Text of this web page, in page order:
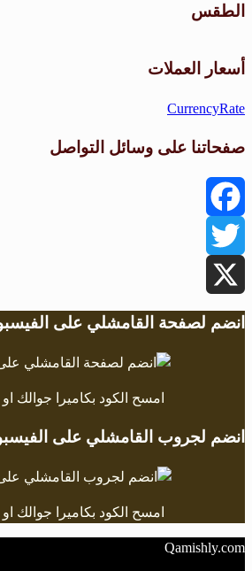
الطقس
أسعار العملات
CurrencyRate
صفحاتنا على وسائل التواصل
Facebook
Twitter
X
انضم لصفحة القامشلي على
امسح الكود بكاميرا جوالك او
انضم لجروب القامشلي على
امسح الكود بكاميرا جوالك او
Qamishly.com